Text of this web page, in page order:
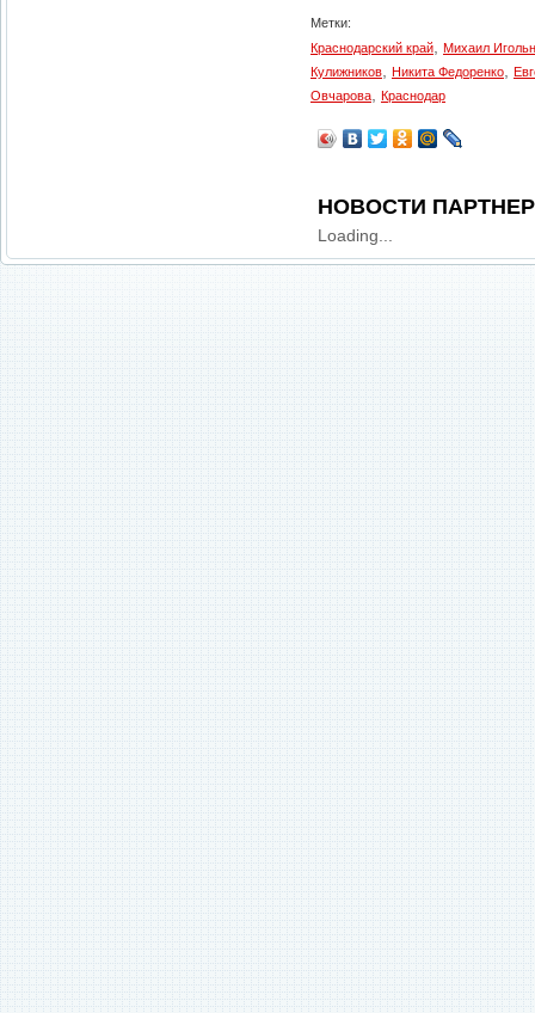
Метки:
Краснодарский край
Михаил
Кулижников
Никита Федоренко
Овчарова
Краснодар
НОВОСТИ
Loading...